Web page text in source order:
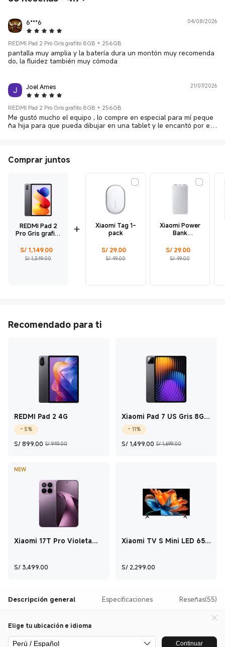
6***6
5 Star
04/08/2026
REDMI Pad 2 Pro Gris grafito 8GB + 256GB
pantalla muy amplia y la batería dura un montón muy recomenda
do, la fluidez también muy cómoda
Joel Ames
5 Star
21/07/2026
REDMI Pad 2 Pro Gris grafito 8GB + 256GB
Me gustó mucho el equipo , lo compre en especial para mí peque
ña hija para que pueda dibujar en una tablet y le encantó por el t
Comprar juntos
REDMI Pad 2
Pro Gris grafito
S/ 1,149.00
S/ 1,349.00
Xiaomi Tag 1-
pack
S/ 29.00
Current Price S/ 29
S/ 49.00
Precio de comercialización S/ 49.00
Xiaomi Power
Bank
22.5W Lite
Blanco
10000mAh
S/ 29.00
Current Price S/ 29
S/ 49.00
Precio de comercialización S/ 49.00
Recomendado para ti
REDMI Pad 2 4G
- 5%
S/899.00 Current Price S/ 899
S/ 949.00Precio de comercialización S/ 949.00
Xiaomi Pad 7 US Gris 8GB
+ 256GB
- 11%
S/1,499.00 Current Price S/
S/ 1,699.00Precio de
NEW
Xiaomi 17T Pro Violeta
S/ 3,499.00 Current Price S/ 3,499
Xiaomi TV S Mini LED 65
S/ 2,299.00
Descripción general Especificaciones Reseñas(55)